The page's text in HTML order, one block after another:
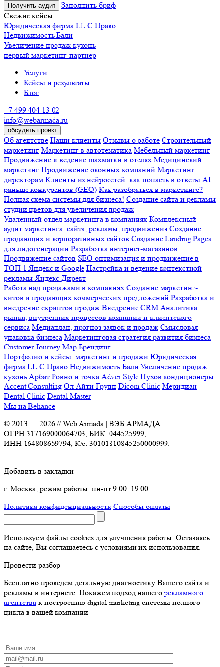
Получить аудит
Заполнить бриф
Свежие кейсы
Юридическая фирма LL.C Право
Недвижимость Бали
Увеличение продаж кухонь
первый маркетинг-партнер
Услуги
Кейсы и результаты
Блог
+7 499 404 13 02
info@webarmada.ru
обсудить проект
Об агентстве Наши клиенты Отзывы о работе Строительный
маркетинг Маркетинг в автотематика Мебельный маркетинг
Продвижение и ведение шахматки в отелях Медицинский
маркетинг Продвижение оконных компаний Маркетинг
директорам Клиенты из нейросетей: как попасть в ответы AI
раньше конкурентов (GEO) Как разобраться в маркетинге?
Полная схема системы для бизнеса! Создание сайта и рекламы
студии цветов для увеличения продаж
Удаленный отдел маркетинга в компаниях Комплексный
аудит маркетинга: сайта, рекламы, продвижения Создание
продающих и корпоративных сайтов Создание Landing Pages
для лидогенерации Разработка интернет-магазинов
Продвижение сайтов SEO оптимизация и продвижение в
ТОП 1 Яндекс и Google Настройка и ведение контекстной
рекламы Яндекс Директ
Работа над продажами в компаниях Создание маркетинг-
китов и продающих коммерческих предложений Разработка и
внедрение скриптов продаж Внедрение CRM Аналитика
рынка, внутренних процессов компании и клиентского
сервиса Медиаплан, прогноз заявок и продаж Смысловая
упаковка бизнеса Маркетинговая стратегия развития бизнеса
Customer Journey Map Брендинг
Портфолио и кейсы: маркетинг и продажи Юридическая
фирма LL.C Право Недвижимость Бали Увеличение продаж
кухонь Арбат Ровно и точка Adver Style Пухов кондиционеры
Accent Consulting Ол Айти Групп Dicom Clinic Меридиан
Dental Clinic Dental Master
Мы на Behance
© 2013 —2026 // Web Armada | ВЭБ АРМАДА
ОГРН 317169000064703, БИК: 044525999,
ИНН 164808659794, К/с: 30101810845250000999.
Добавить в закладки
г. Москва, режим работы: пн-пт 9:00–19:00
Политика конфиденциальности Способы оплаты
Используем файлы cookies для улучшения работы. Оставаясь
на сайте, Вы соглашаетесь с условиями их использования.
Провести разбор
Бесплатно проведем детальную диагностику Вашего сайта и
рекламы в интернете. Покажем подход нашего рекламного
агентства к построению digital-marketing системы полного
цикла в вашей компании